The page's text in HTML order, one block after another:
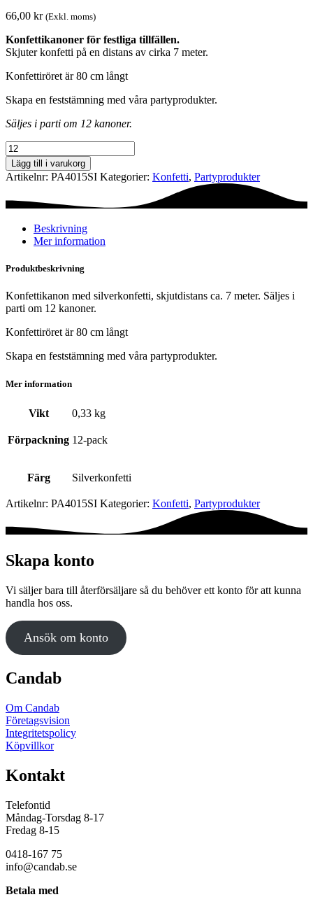
66,00 kr (Exkl. moms)
Konfettikanoner för festliga tillfällen.
Skjuter konfetti på en distans av cirka 7 meter.
Konfettiröret är 80 cm långt
Skapa en feststämning med våra partyprodukter.
Säljes i parti om 12 kanoner.
Konfettikanon
-
7
meters
Silver
mängd
Lägg till i varukorg
Artikelnr: PA4015SI Kategorier: Konfetti, Party­­produkter
Beskrivning
Mer information
Produktbeskrivning
Konfettikanon med silverkonfetti, skjutdistans ca. 7 meter. Säljes i
parti om 12 kanoner.
Konfettiröret är 80 cm långt
Skapa en feststämning med våra partyprodukter.
Mer information
Vikt 0,33 kg
Förpackning 12-pack
Färg Silverkonfetti
Artikelnr: PA4015SI Kategorier: Konfetti, Party­­produkter
Skapa konto
Vi säljer bara till återförsäljare så du behöver ett konto för att kunna
handla hos oss.
Ansök om konto
Candab
Om Candab
Företagsvision
Integritetspolicy
Köpvillkor
Kontakt
Telefontid
Måndag-Torsdag 8-17
Fredag 8-15
0418-167 75
info@candab.se
Betala med